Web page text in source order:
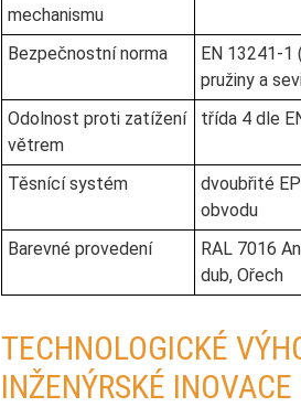
mechanismu
Bezpečnostní norma
EN 13241-1
pružiny a
Odolnost proti zatížení
větrem
třída 4 dle
Těsnící systém
dvoubřité
obvodu
Barevné provedení
RAL 7016
dub, Ořech
TECHNOLOGICKÉ
INŽENÝRSKÉ INOVACE